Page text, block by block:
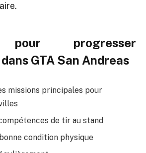
pour progresser
GTA San Andreas
missions principales pour
de tir au stand
condition physique